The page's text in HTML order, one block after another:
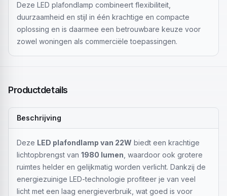
Deze LED plafondlamp combineert flexibiliteit,
duurzaamheid en stijl in één krachtige en compacte
oplossing en is daarmee een betrouwbare keuze voor
zowel woningen als commerciële toepassingen.
Productdetails
Beschrijving
Deze LED plafondlamp van 22W biedt een krachtige
lichtopbrengst van 1980 lumen , waardoor ook grotere
ruimtes helder en gelijkmatig worden verlicht. Dankzij de
energiezuinige LED-technologie profiteer je van veel
licht met een laag energieverbruik, wat goed is voor